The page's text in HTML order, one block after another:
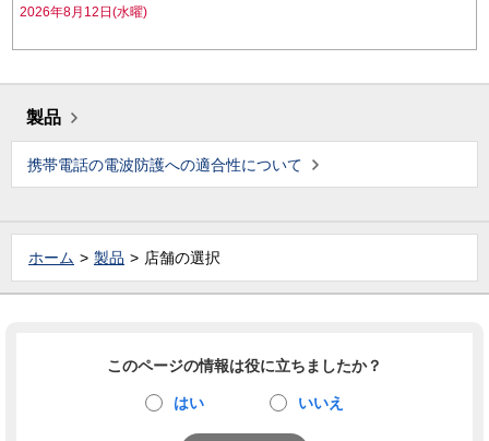
2026年8月12日(水曜)
製品
携帯電話の電波防護への適合性について
ホーム 製品 店舗の選択
このページの情報は役に立ちましたか？
はい いいえ